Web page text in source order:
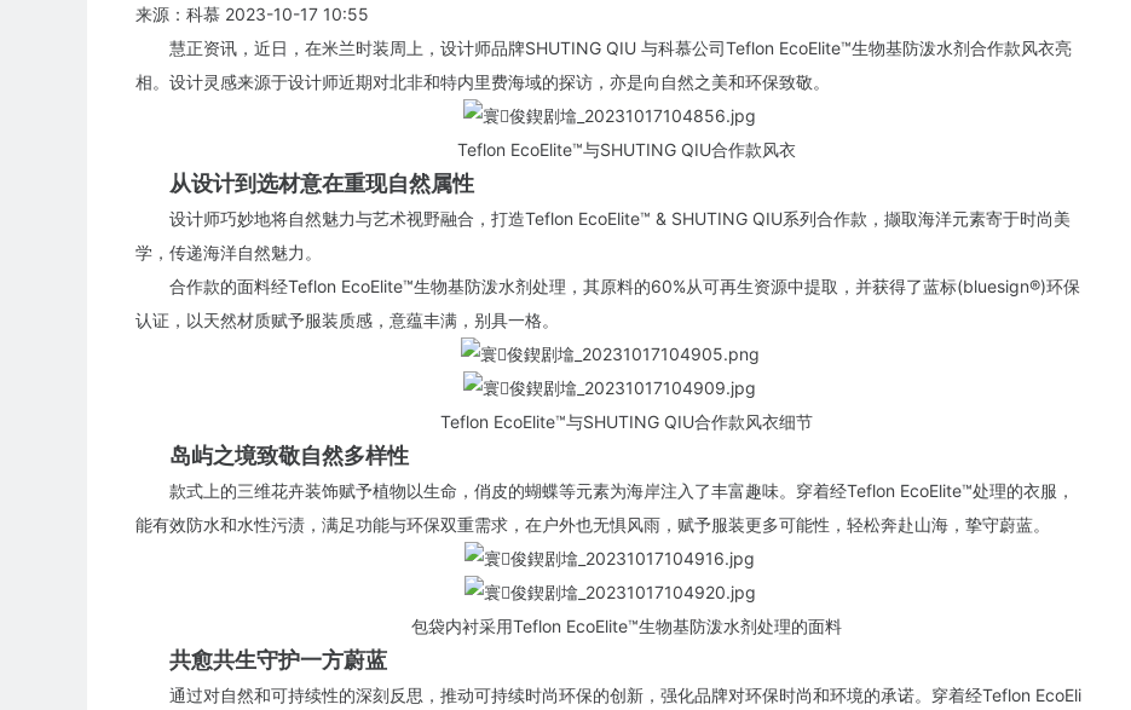
来源：科慕 2023-10-17 10:55
慧正资讯，近日，在米兰时装周上，设计师品牌SHUTING QIU 与科慕公司Teflon EcoElite™生物基防泼水剂合作款风衣亮
相。设计灵感来源于设计师近期对北非和特内里费海域的探访，亦是向自然之美和环保致敬。
Teflon EcoElite™与SHUTING QIU合作款风衣
从设计到选材意在重现自然属性
设计师巧妙地将自然魅力与艺术视野融合，打造Teflon EcoElite™ & SHUTING QIU系列合作款，撷取海洋元素寄于时尚美
学，传递海洋自然魅力。
合作款的面料经Teflon EcoElite™生物基防泼水剂处理，其原料的60%从可再生资源中提取，并获得了蓝标(bluesign®)环保
认证 ，以天然材质赋予服装质感，意蕴丰满，别具一格。
Teflon EcoElite™与SHUTING QIU合作款风衣细节
岛屿之境致敬自然多样性
款式上的三维花卉装饰赋予植物以生命，俏皮的蝴蝶等元素为海岸注入了丰富趣味。穿着经Teflon EcoElite™处理的衣服，
能有效防水和水性污渍，满足功能与环保双重需求，在户外也无惧风雨，赋予服装更多可能性，轻松奔赴山海，挚守蔚蓝。
包袋内衬采用Teflon EcoElite™生物基防泼水剂处理的面料
共愈共生守护一方蔚蓝
通过对自然和可持续性的深刻反思，推动可持续时尚环保的创新，强化品牌对环保时尚和环境的承诺。穿着经Teflon EcoEli